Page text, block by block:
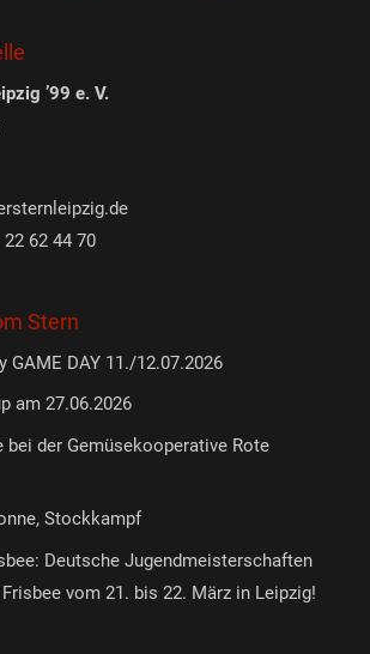
’99 e. V.
62 44 70
Stern
GAME DAY 11./12.07.2026
am 27.06.2026
bei der Gemüsekooperative Rote
Stockkampf
Deutsche Jugendmeisterschaften
vom 21. bis 22. März in Leipzig!